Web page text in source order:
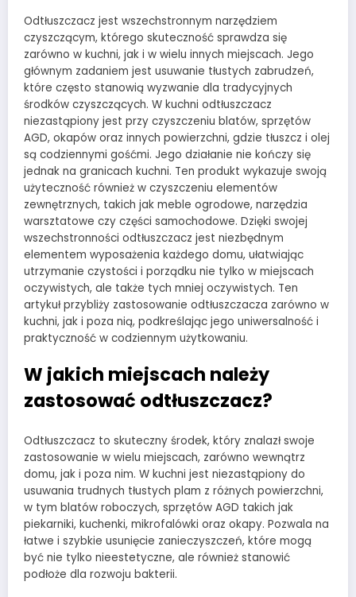
Odtłuszczacz jest wszechstronnym narzędziem
czyszczącym, którego skuteczność sprawdza się
zarówno w kuchni, jak i w wielu innych miejscach. Jego
głównym zadaniem jest usuwanie tłustych zabrudzeń,
które często stanowią wyzwanie dla tradycyjnych
środków czyszczących. W kuchni odtłuszczacz
niezastąpiony jest przy czyszczeniu blatów, sprzętów
AGD, okapów oraz innych powierzchni, gdzie tłuszcz i olej
są codziennymi gośćmi. Jego działanie nie kończy się
jednak na granicach kuchni. Ten produkt wykazuje swoją
użyteczność również w czyszczeniu elementów
zewnętrznych, takich jak meble ogrodowe, narzędzia
warsztatowe czy części samochodowe. Dzięki swojej
wszechstronności odtłuszczacz jest niezbędnym
elementem wyposażenia każdego domu, ułatwiając
utrzymanie czystości i porządku nie tylko w miejscach
oczywistych, ale także tych mniej oczywistych. Ten
artykuł przybliży zastosowanie odtłuszczacza zarówno w
kuchni, jak i poza nią, podkreślając jego uniwersalność i
praktyczność w codziennym użytkowaniu.
W jakich miejscach należy
zastosować odtłuszczacz?
Odtłuszczacz to skuteczny środek, który znalazł swoje
zastosowanie w wielu miejscach, zarówno wewnątrz
domu, jak i poza nim. W kuchni jest niezastąpiony do
usuwania trudnych tłustych plam z różnych powierzchni,
w tym blatów roboczych, sprzętów AGD takich jak
piekarniki, kuchenki, mikrofalówki oraz okapy. Pozwala na
łatwe i szybkie usunięcie zanieczyszczeń, które mogą
być nie tylko nieestetyczne, ale również stanowić
podłoże dla rozwoju bakterii.